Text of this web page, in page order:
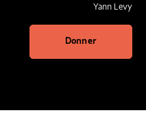
Donner
Yann Levy